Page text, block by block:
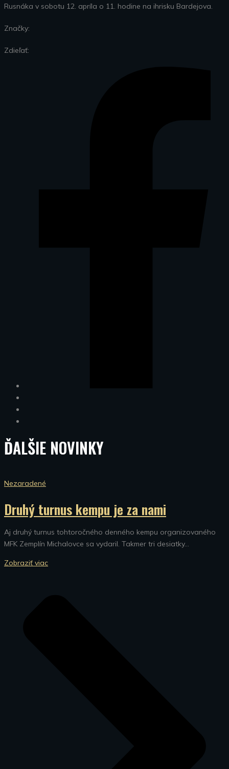
Rusnáka v sobotu 12. apríla o 11. hodine na ihrisku Bardejova.
Značky:
Zdieľať:
ĎALŠIE NOVINKY
Nezaradené
Druhý turnus kempu je za nami
Aj druhý turnus tohtoročného denného kempu organizovaného
MFK Zemplín Michalovce sa vydaril. Takmer tri desiatky...
Zobraziť viac